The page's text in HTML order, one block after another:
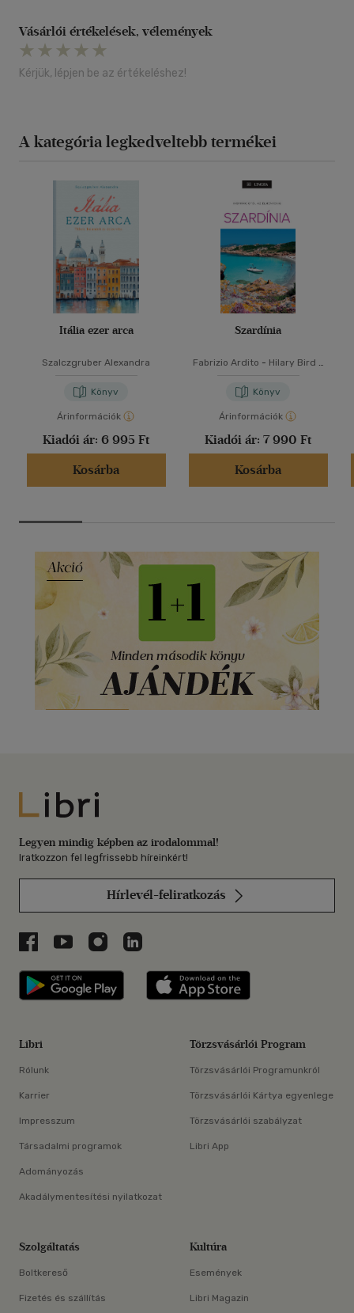
Vásárlói értékelések, vélemények
Kérjük, lépjen be az értékeléshez!
A kategória legkedveltebb termékei
Itália ezer arca
Szalczgruber Alexandra
Könyv
Árinformációk
Kiadói ár: 6 995 Ft
Kosárba
Szardínia
Fabrizio Ardito - Hilary Bird -
Voormei
Könyv
Árinformációk
Kiadói ár: 7 990 Ft
Kosárba
Libri
Legyen mindig képben az irodalommal!
Iratkozzon fel legfrissebb híreinkért!
Hírlevél-feliratkozás
Libri a Facebookon
Libri a Youtube-on
Libri az Instagramon
Libri a LinkedInen
Libri applikáció Szerezd meg: Google
Libri
Rólunk
Karrier
Impresszum
Társadalmi programok
Adományozás
Akadálymentesítési nyilatkozat
Törzsvásárlói Program
Törzsvásárlói Programunkról
Törzsvásárlói Kártya egyenlege
Törzsvásárlói szabályzat
Libri App
Szolgáltatás
Boltkereső
Fizetés és szállítás
Kultúra
Események
Libri Magazin